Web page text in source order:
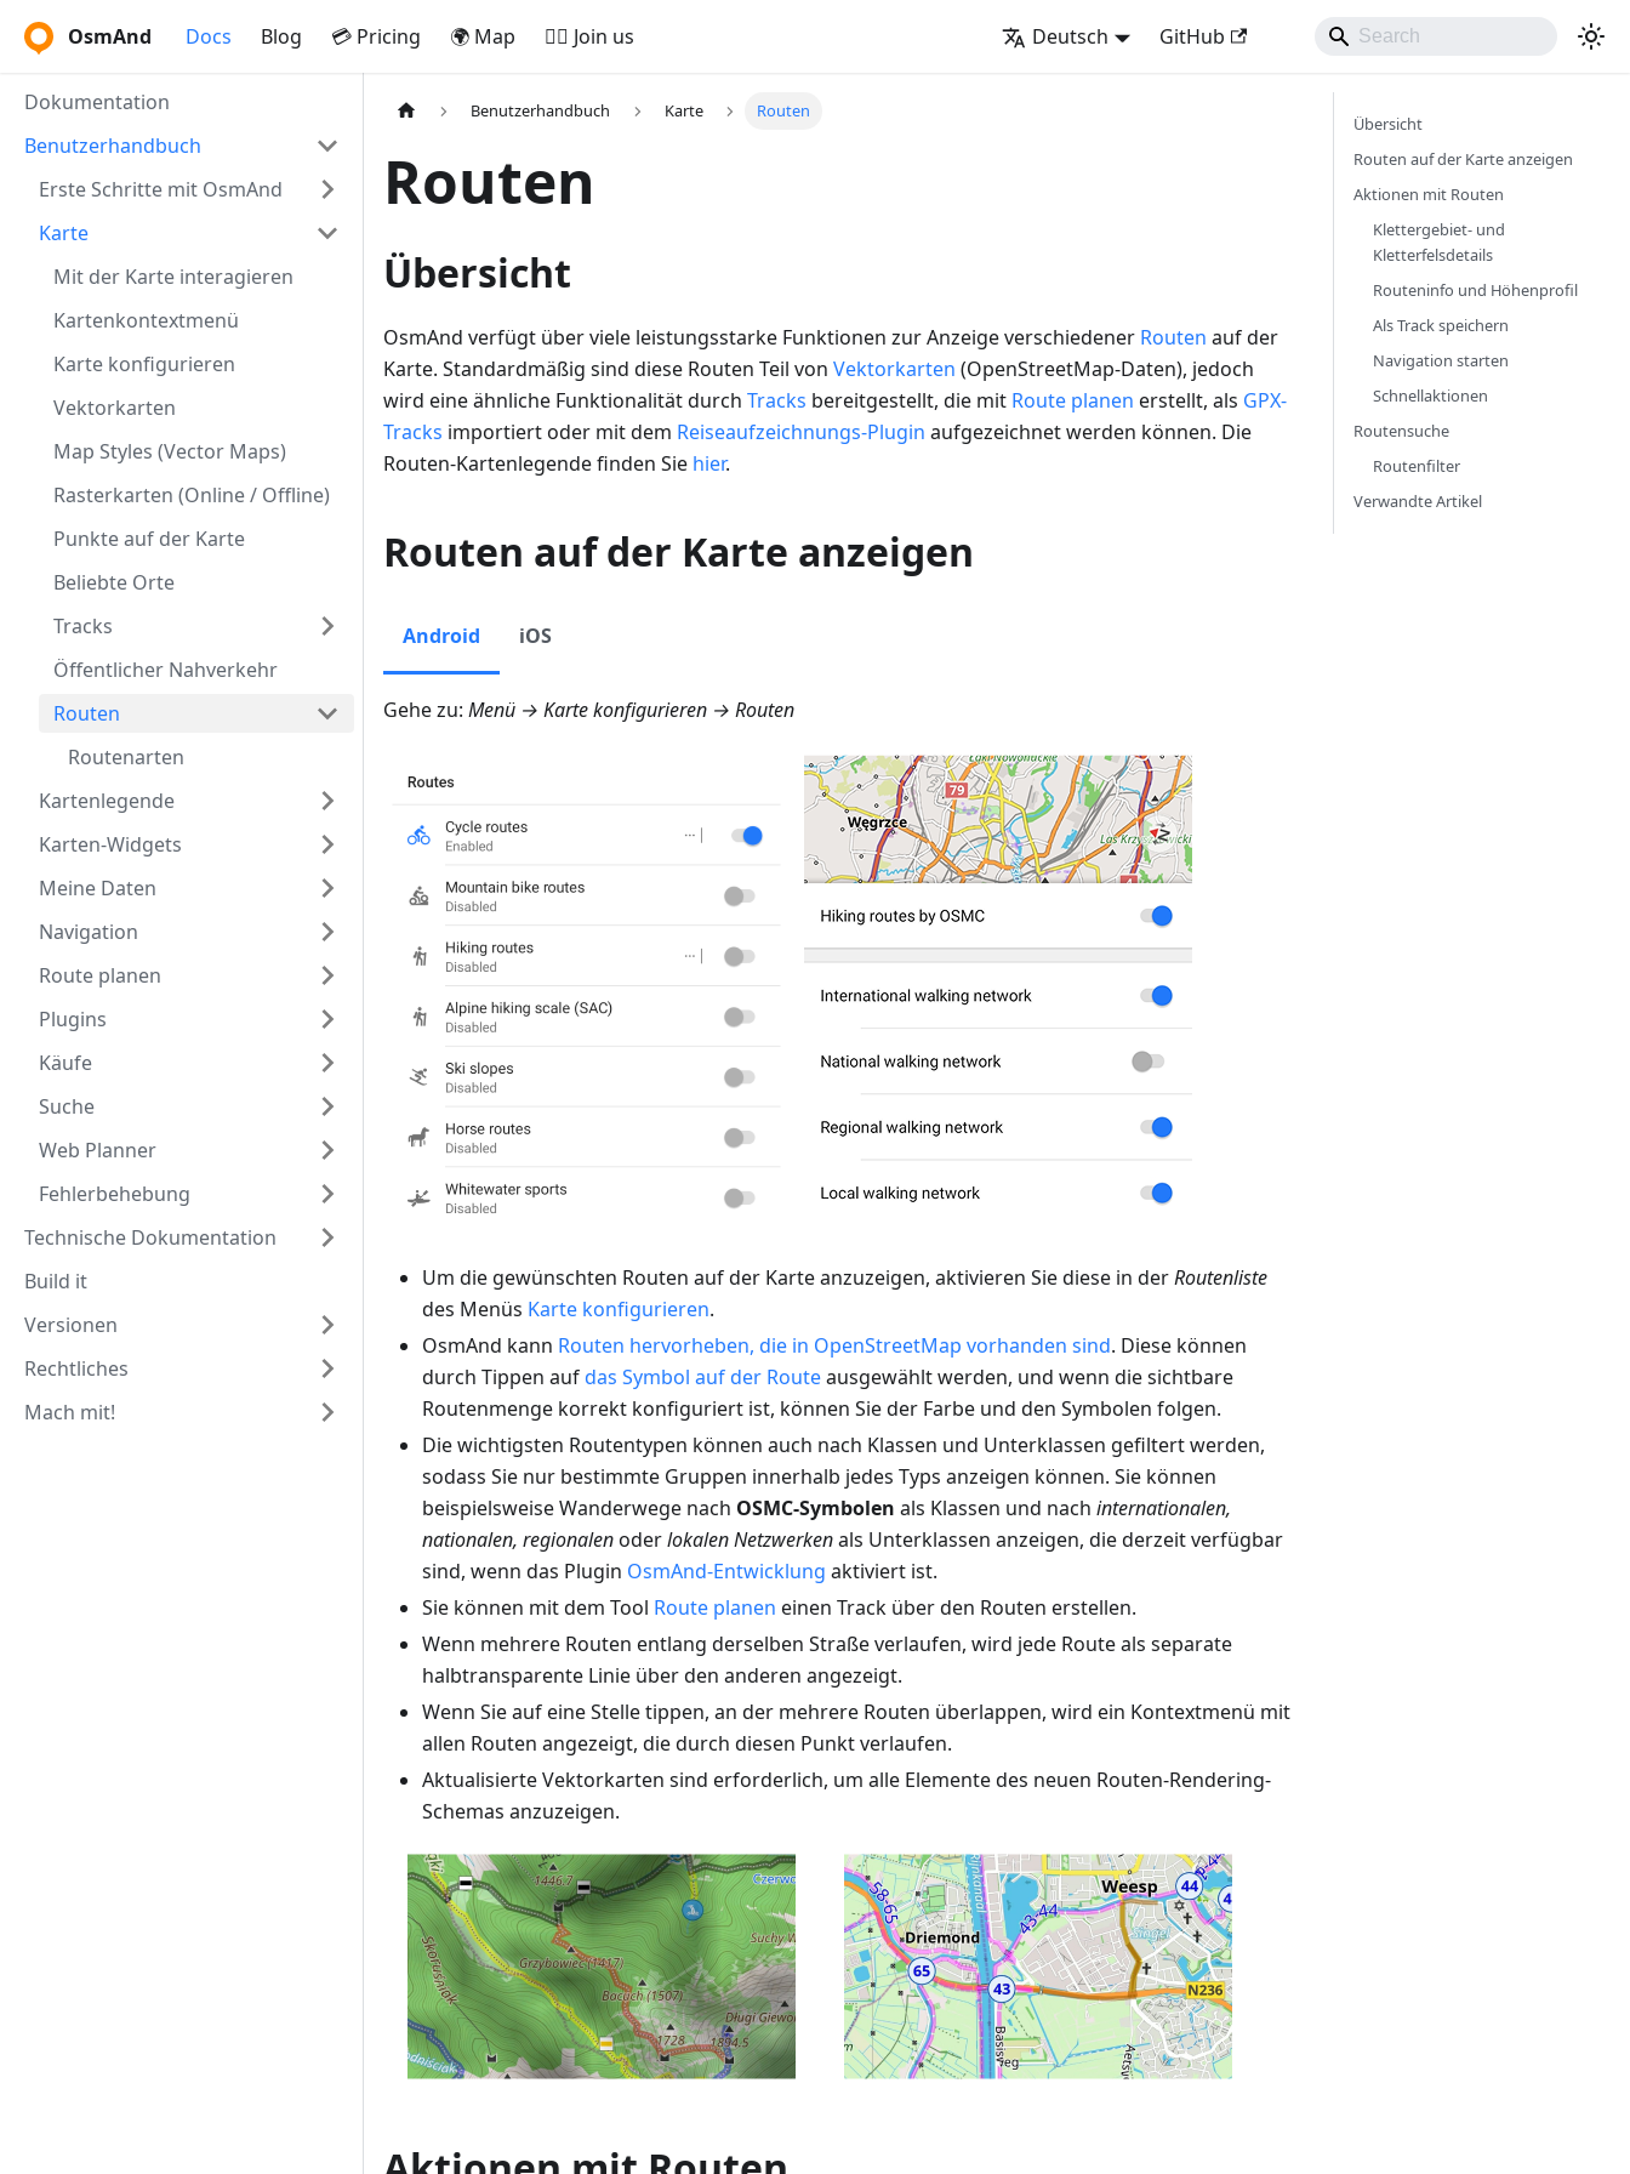
OsmAnd Docs Blog 💳 Pricing 🌍 Map 🚵‍♂️ Join us Deutsch GitHub
Dokumentation
Benutzerhandbuch
Erste Schritte mit OsmAnd
Karte
Mit der Karte interagieren
Kartenkontextmenü
Karte konfigurieren
Vektorkarten
Map Styles (Vector Maps)
Rasterkarten (Online / Offline)
Punkte auf der Karte
Beliebte Orte
Tracks
Öffentlicher Nahverkehr
Routen
Routenarten
Kartenlegende
Karten-Widgets
Meine Daten
Navigation
Route planen
Plugins
Käufe
Suche
Web Planner
Fehlerbehebung
Technische Dokumentation
Build it
Versionen
Rechtliches
Mach mit!
Benutzerhandbuch Karte Routen
Routen
Übersicht
OsmAnd verfügt über viele leistungsstarke Funktionen zur Anzeige verschiedener Routen auf der
Karte. Standardmäßig sind diese Routen Teil von Vektorkarten (OpenStreetMap-Daten), jedoch
wird eine ähnliche Funktionalität durch Tracks bereitgestellt, die mit Route planen erstellt, als GPX-
Tracks importiert oder mit dem Reiseaufzeichnungs-Plugin aufgezeichnet werden können. Die
Routen-Kartenlegende finden Sie hier.
Routen auf der Karte anzeigen
Android iOS
Gehe zu: Menü → Karte konfigurieren → Routen
Um die gewünschten Routen auf der Karte anzuzeigen, aktivieren Sie diese in derRoutenliste
des Menüs Karte konfigurieren.
OsmAnd kann Routen hervorheben, die in OpenStreetMap vorhanden sind. Diese können
durch Tippen aufdas Symbol auf der Routeausgewählt werden, und wenn die sichtbare
Routenmenge korrekt konfiguriert ist, können Sie der Farbe und den Symbolen folgen.
Die wichtigsten Routentypen können auch nach Klassen und Unterklassen gefiltert werden,
sodass Sie nur bestimmte Gruppen innerhalb jedes Typs anzeigen können. Sie können
beispielsweise Wanderwege nach OSMC-Symbolen als Klassen und nach internationalen,
nationalen, regionalenoderlokalen Netzwerkenals Unterklassen anzeigen, die derzeit verfügbar
sind, wenn das Plugin OsmAnd-Entwicklung aktiviert ist.
Sie können mit dem Tool Route planen einen Track über den Routen erstellen.
Wenn mehrere Routen entlang derselben Straße verlaufen, wird jede Route als separate
halbtransparente Linie über den anderen angezeigt.
Wenn Sie auf eine Stelle tippen, an der mehrere Routen überlappen, wird ein Kontextmenü mit
allen Routen angezeigt, die durch diesen Punkt verlaufen.
Aktualisierte Vektorkarten sind erforderlich, um alle Elemente des neuen Routen-Rendering-
Schemas anzuzeigen.
Übersicht
Routen auf der Karte anzeigen
Aktionen mit Routen
Klettergebiet- und
Kletterfelsdetails
Routeninfo und Höhenprofil
Als Track speichern
Navigation starten
Schnellaktionen
Routensuche
Routenfilter
Verwandte Artikel